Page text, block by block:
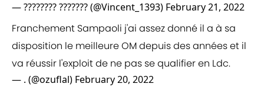
— ???????? ??????? (@Vincent_1393) February 21, 2022
Franchement Sampaoli j'ai assez donné il a à sa
disposition le meilleure OM depuis des années et il
va réussir l'exploit de ne pas se qualifier en Ldc.
— . (@ozuflal) February 20, 2022